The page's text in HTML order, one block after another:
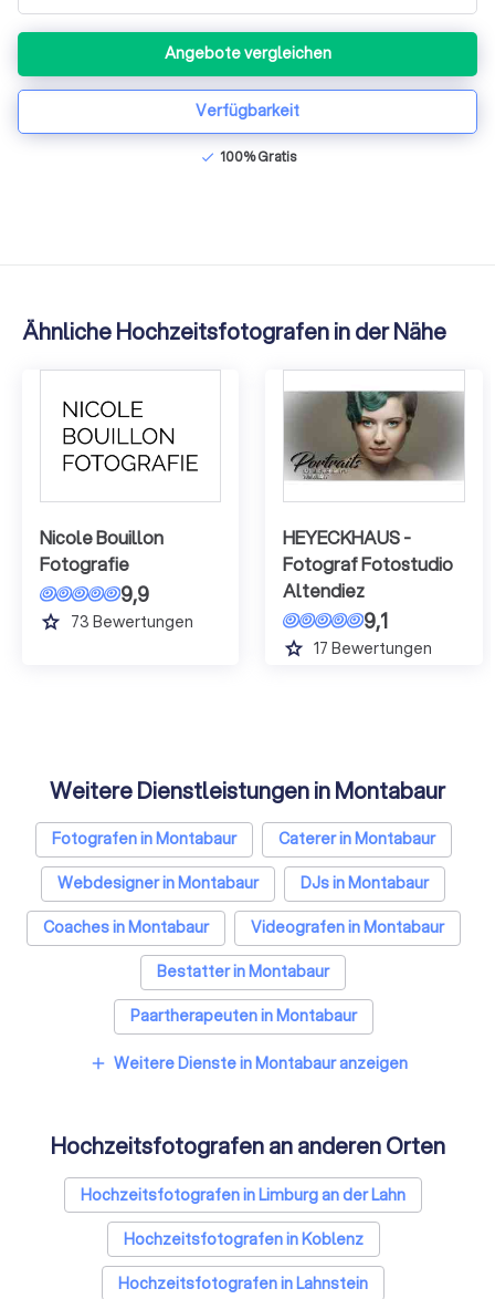
Angebote vergleichen
Verfügbarkeit
check 100% Gratis
Ähnliche Hochzeitsfotografen in der Nähe
Nicole Bouillon
Fotografie
9,9
grade 73 Bewertungen
HEYECKHAUS -
Fotograf Fotostudio
Altendiez
9,1
grade 17 Bewertungen
Weitere Dienstleistungen in Montabaur
Fotografen in Montabaur
Caterer in Montabaur
Webdesigner in Montabaur
DJs in Montabaur
Coaches in Montabaur
Videografen in Montabaur
Bestatter in Montabaur
Paartherapeuten in Montabaur
Sicherheitsdienste in Montabaur
add Weitere Dienste in Montabaur anzeigen
Hochzeitsfotografen an anderen Orten
Hochzeitsfotografen in Limburg an der Lahn
Hochzeitsfotografen in Koblenz
Hochzeitsfotografen in Lahnstein